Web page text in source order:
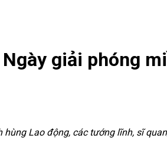
giải phóng
Lao động, các tướng lĩnh, sĩ